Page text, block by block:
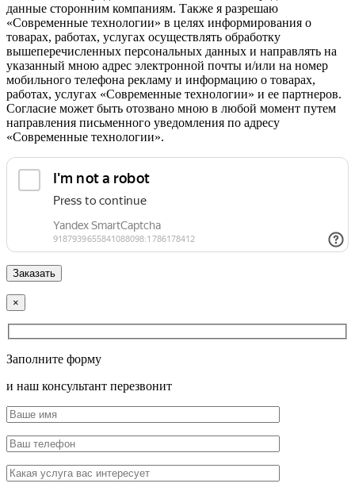
данные сторонним компаниям. Также я разрешаю
«Современные технологии» в целях информирования о
товарах, работах, услугах осуществлять обработку
вышеперечисленных персональных данных и направлять на
указанный мною адрес электронной почты и/или на номер
мобильного телефона рекламу и информацию о товарах,
работах, услугах «Современные технологии» и ее партнеров.
Согласие может быть отозвано мною в любой момент путем
направления письменного уведомления по адресу
«Современные технологии».
×
Заполните форму
и наш консультант перезвонит